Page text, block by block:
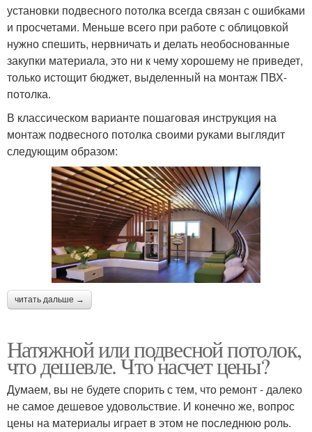
установки подвесного потолка всегда связан с ошибками
и просчетами. Меньше всего при работе с облицовкой
нужно спешить, нервничать и делать необоснованные
закупки материала, это ни к чему хорошему не приведет,
только истощит бюджет, выделенный на монтаж ПВХ-
потолка.
В классическом варианте пошаговая инструкция на
монтаж подвесного потолка своими руками выглядит
следующим образом:
читать дальше →
Натяжной или подвесной потолок,
что дешевле. Что насчет цены?
Думаем, вы не будете спорить с тем, что ремонт - далеко
не самое дешевое удовольствие. И конечно же, вопрос
цены на материалы играет в этом не последнюю роль.